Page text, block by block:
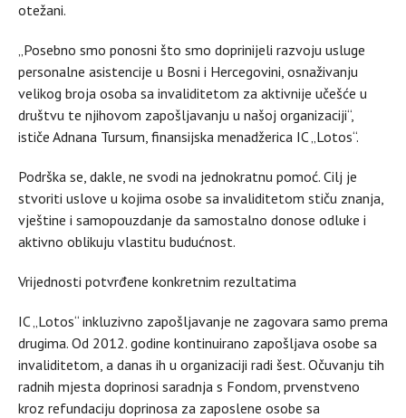
otežani.
„Posebno smo ponosni što smo doprinijeli razvoju usluge
personalne asistencije u Bosni i Hercegovini, osnaživanju
velikog broja osoba sa invaliditetom za aktivnije učešće u
društvu te njihovom zapošljavanju u našoj organizaciji“,
ističe Adnana Tursum, finansijska menadžerica IC „Lotos“.
Podrška se, dakle, ne svodi na jednokratnu pomoć. Cilj je
stvoriti uslove u kojima osobe sa invaliditetom stiču znanja,
vještine i samopouzdanje da samostalno donose odluke i
aktivno oblikuju vlastitu budućnost.
Vrijednosti potvrđene konkretnim rezultatima
IC „Lotos“ inkluzivno zapošljavanje ne zagovara samo prema
drugima. Od 2012. godine kontinuirano zapošljava osobe sa
invaliditetom, a danas ih u organizaciji radi šest. Očuvanju tih
radnih mjesta doprinosi saradnja s Fondom, prvenstveno
kroz refundaciju doprinosa za zaposlene osobe sa